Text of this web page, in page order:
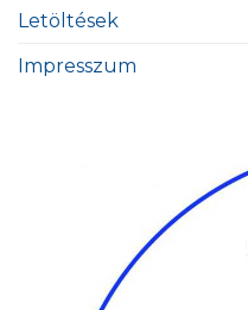
Letöltések
Impresszum